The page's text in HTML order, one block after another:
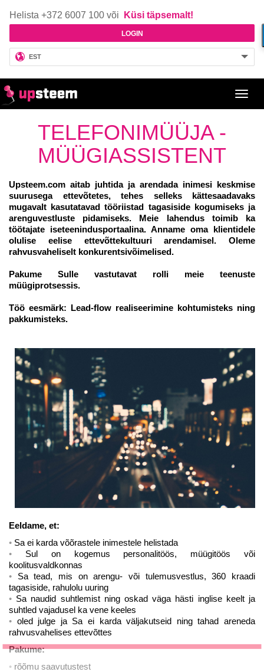
Helista +372 6007 100 või Küsi täpsemalt!
LOGIN
EST
TELEFONIMÜÜJA -
MÜÜGIASSISTENT
Upsteem.com aitab juhtida ja arendada inimesi keskmise
suurusega ettevõtetes, tehes selleks kättesaadavaks
mugavalt kasutatavad tööriistad tagasiside kogumiseks ja
arenguvestluste pidamiseks. Meie lahendus toimib ka
töötajate iseteenindusportaalina. Anname oma klientidele
olulise eelise ettevõttekultuuri arendamisel. Oleme
rahvusvaheliselt konkurentsivõimelised.
Pakume Sulle vastutavat rolli meie teenuste
müügiprotsessis.
Töö eesmärk: Lead-flow realiseerimine kohtumisteks ning
pakkumisteks.
Eeldame, et:
Sa ei karda võõrastele inimestele helistada
Sul on kogemus personalitöös, müügitöös või
koolitusvaldkonnas
Sa tead, mis on arengu- või tulemusvestlus, 360 kraadi
tagasiside, rahulolu uuring
Sa naudid suhtlemist ning oskadväga hästi inglise keelt ja
suhtled vajadusel ka vene keeles
oled julge ja Sa ei karda väljakutseid ning tahad areneda
rahvusvahelises ettevõttes
Pakume:
rõõmu saavutustest